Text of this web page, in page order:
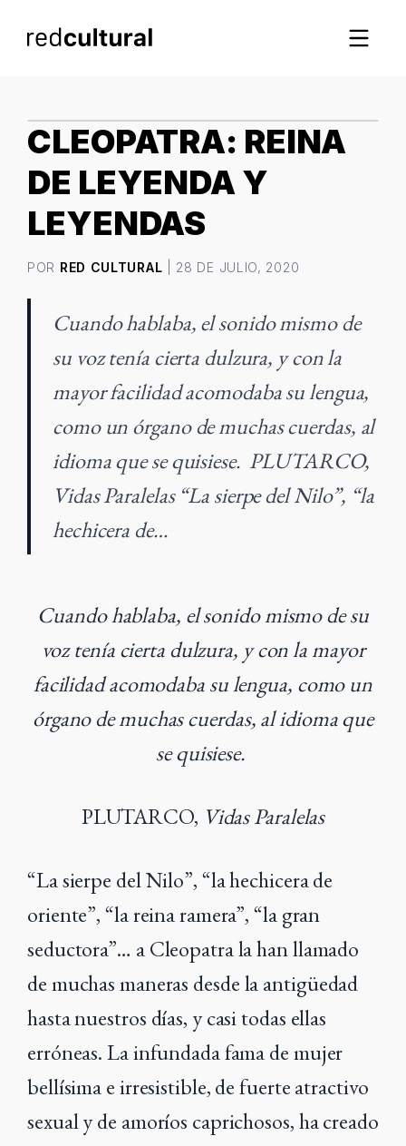
CLEOPATRA: REINA
DE LEYENDA Y
LEYENDAS
POR RED CULTURAL | 28 DE JULIO, 2020
Cuando hablaba, el sonido mismo de
su voz tenía cierta dulzura, y con la
mayor facilidad acomodaba su lengua,
como un órgano de muchas cuerdas, al
idioma que se quisiese. PLUTARCO,
Vidas Paralelas “La sierpe del Nilo”, “la
hechicera de…
Cuando hablaba, el sonido mismo de su
voz tenía cierta dulzura, y con la mayor
facilidad acomodaba su lengua, como un
órgano de muchas cuerdas, al idioma que
se quisiese.
PLUTARCO, Vidas Paralelas
“La sierpe del Nilo”, “la hechicera de
oriente”, “la reina ramera”, “la gran
seductora”… a Cleopatra la han llamado
de muchas maneras desde la antigüedad
hasta nuestros días, y casi todas ellas
erróneas. La infundada fama de mujer
bellísima e irresistible, de fuerte atractivo
sexual y de amoríos caprichosos, ha creado